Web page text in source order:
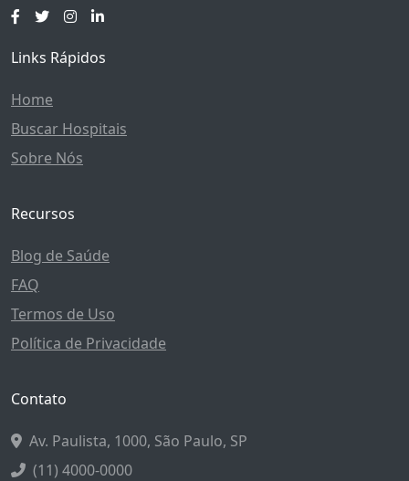
Links Rápidos
Home
Buscar Hospitais
Sobre Nós
Recursos
Blog de Saúde
FAQ
Termos de Uso
Política de Privacidade
Contato
Av. Paulista, 1000, São Paulo, SP
(11) 4000-0000